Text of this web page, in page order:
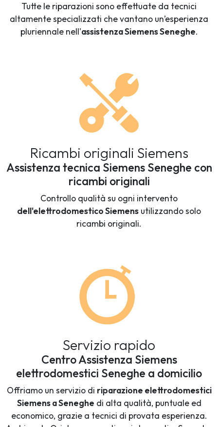
Tutte le riparazioni sono effettuate da tecnici
altamente specializzati che vantano un’esperienza
pluriennale nell'assistenza Siemens Seneghe.
Ricambi originali Siemens
Assistenza tecnica Siemens Seneghe con
ricambi originali
Controllo qualità su ogni intervento
dell'elettrodomestico Siemens utilizzando solo
ricambi originali.
Servizio rapido
Centro Assistenza Siemens
elettrodomestici Seneghe a domicilio
Offriamo un servizio di riparazione elettrodomestici
Siemens a Seneghe di alta qualità, puntuale ed
economico, grazie a tecnici di provata esperienza.